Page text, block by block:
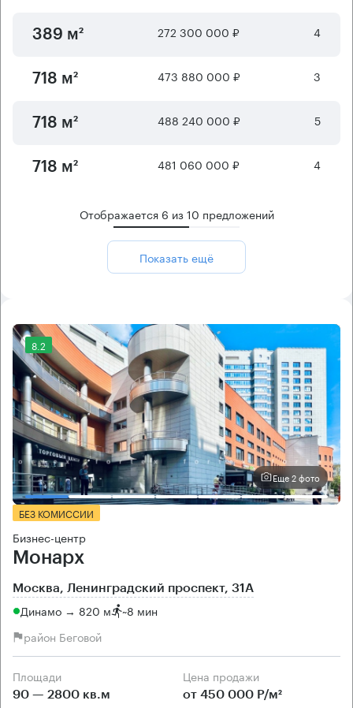
389 м² 272 300 000 ₽ 4
718 м² 473 880 000 ₽ 3
718 м² 488 240 000 ₽ 5
718 м² 481 060 000 ₽ 4
Отображается 6 из10 предложений
Показать ещё
8.2
Еще 2 фото
БЕЗ КОМИССИИ
Бизнес-центр
Монарх
Москва, Ленинградский проспект, 31А
Динамо → 820 м ~8 мин
район Беговой
Площади
90 — 2800 кв.м
Цена продажи
от 450 000 Р/м²